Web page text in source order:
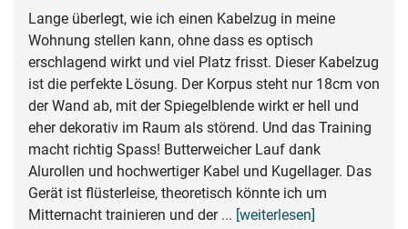
Lange überlegt, wie ich einen Kabelzug in meine
Wohnung stellen kann, ohne dass es optisch
erschlagend wirkt und viel Platz frisst. Dieser Kabelzug
ist die perfekte Lösung. Der Korpus steht nur 18cm von
der Wand ab, mit der Spiegelblende wirkt er hell und
eher dekorativ im Raum als störend. Und das Training
macht richtig Spass! Butterweicher Lauf dank
Alurollen und hochwertiger Kabel und Kugellager. Das
Gerät ist flüsterleise, theoretisch könnte ich um
Mitternacht trainieren und der ... [weiterlesen]